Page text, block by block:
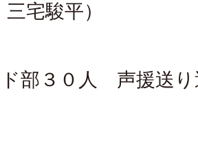
宅駿平）
ド部３０人 声援送